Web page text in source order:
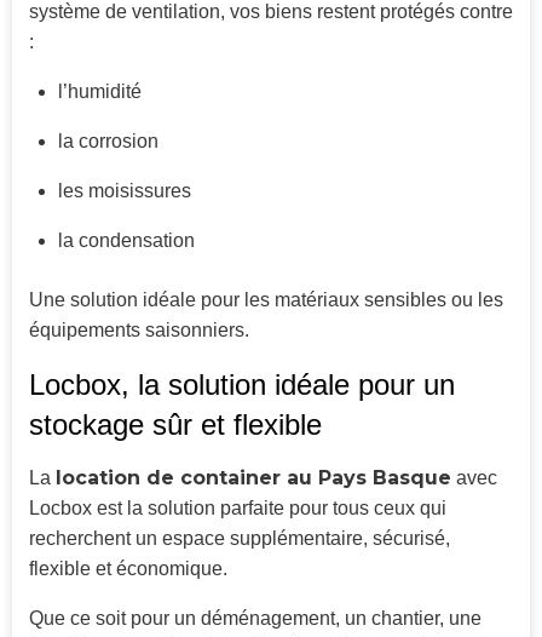
système de ventilation, vos biens restent protégés contre
:
l’humidité
la corrosion
les moisissures
la condensation
Une solution idéale pour les matériaux sensibles ou les
équipements saisonniers.
Locbox, la solution idéale pour un
stockage sûr et flexible
La location de container au Pays Basque avec
Locbox est la solution parfaite pour tous ceux qui
recherchent un espace supplémentaire, sécurisé,
flexible et économique.
Que ce soit pour un déménagement, un chantier, une